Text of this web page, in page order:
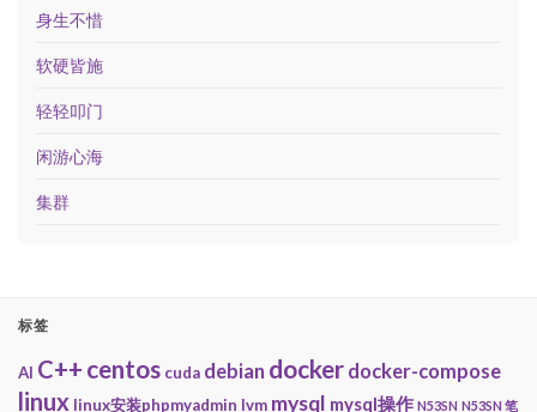
身生不惜
软硬皆施
轻轻叩门
闲游心海
集群
标签
AI C++ centos cuda debian docker docker-compose
linux linux安装phpmyadmin lvm mysql mysql操作 N53SN N53SN 笔